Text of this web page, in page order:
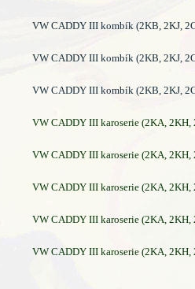
VW CADDY III kombík (2KB, 2KJ,
VW CADDY III kombík (2KB, 2KJ,
VW CADDY III kombík (2KB, 2KJ,
VW CADDY III karoserie (2KA,
VW CADDY III karoserie (2KA,
VW CADDY III karoserie (2KA,
VW CADDY III karoserie (2KA,
VW CADDY III karoserie (2KA,